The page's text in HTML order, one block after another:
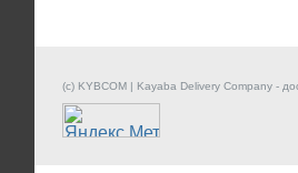
(c) KYBCOM | Kayaba Delivery Company -